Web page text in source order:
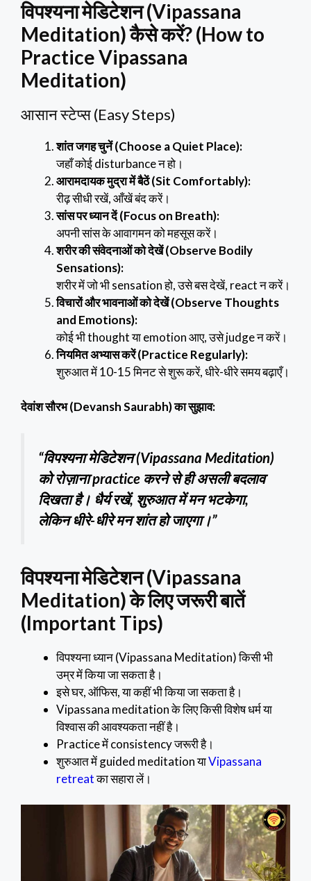
विपश्यना मेडिटेशन (Vipassana
Meditation) कैसे करें? (How to
Practice Vipassana
Meditation)
आसान स्टेप्स (Easy Steps)
शांत जगह चुनें (Choose a Quiet Place):
जहाँ कोई disturbance न हो।
आरामदायक मुद्रा में बैठें (Sit Comfortably):
रीढ़ सीधी रखें, आँखें बंद करें।
सांस पर ध्यान दें (Focus on Breath):
अपनी सांस के आवागमन को महसूस करें।
शरीर की संवेदनाओं को देखें (Observe Bodily
Sensations):
शरीर में जो भी sensation हो, उसे बस देखें, react न करें।
विचारों और भावनाओं को देखें (Observe Thoughts
and Emotions):
कोई भी thought या emotion आए, उसे judge न करें।
नियमित अभ्यास करें (Practice Regularly):
शुरुआत में 10-15 मिनट से शुरू करें, धीरे-धीरे समय बढ़ाएँ।
देवांश सौरभ (Devansh Saurabh) का सुझाव:
“विपश्यना मेडिटेशन (Vipassana Meditation)
को रोज़ाना practice करने से ही असली बदलाव
दिखता है। धैर्य रखें, शुरुआत में मन भटकेगा,
लेकिन धीरे-धीरे मन शांत हो जाएगा।”
विपश्यना मेडिटेशन (Vipassana
Meditation) के लिए जरूरी बातें
(Important Tips)
विपश्यना ध्यान (Vipassana Meditation) किसी भी
उम्र में किया जा सकता है।
इसे घर, ऑफिस, या कहीं भी किया जा सकता है।
Vipassana meditation के लिए किसी विशेष धर्म या
विश्वास की आवश्यकता नहीं है।
Practice में consistency जरूरी है।
शुरुआत में guided meditation याVipassana
retreatका सहारा लें।